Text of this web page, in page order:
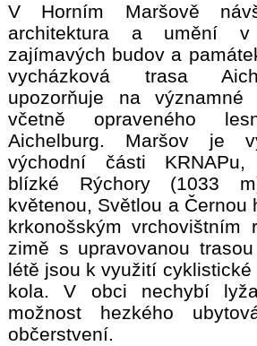
V Horním Maršově
architektura a umění
zajímavých budov a
vycházková trasa
upozorňuje na významné
včetně opraveného
Aichelburg. Maršov je
východní části
blízké Rýchory (1033
květenou, Světlou a Černou
krkonošským vrchovištním
zimě s upravovanou
létě jsou k využití
kola. V obci nechybí
možnost hezkého
občerstvení.